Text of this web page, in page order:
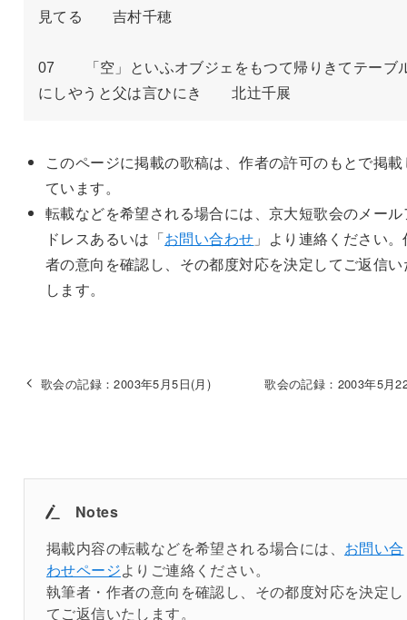
見てる　　吉村千穂
07　　「空」といふオブジェをもつて帰りきてテーブ
にしやうと父は言ひにき　　北辻千展
このページに掲載の歌稿は、作者の許可のもとで掲載
ています。
転載などを希望される場合には、京大短歌会のメール
ドレスあるいは「お問い合わせ 」より連絡ください。
者の意向を確認し、その都度対応を決定してご返信い
します。
歌会の記録：2003年5月5日(月) 歌会の記録：2003年5月
Notes
掲載内容の転載などを希望される場合には、 お問い合
わせページよりご連絡ください。
執筆者・作者の意向を確認し、その都度対応を決定し
てご返信いたします。